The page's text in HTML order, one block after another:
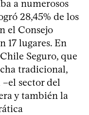
a numerosos
28,45% de los
el Consejo
17 lugares. En
Seguro, que
tradicional,
sector del
y también la